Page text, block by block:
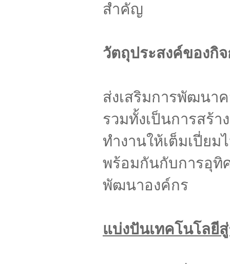
สำคัญ
วัตถุประสงค์ของกิ
ส่งเสริมการพัฒนา
รวมทั้งเป็นการสร้
ทำงานให้เต็มเปี่ย
พร้อมกันกับการอุทิ
พัฒนาองค์กร
แบ่งปันเทคโนโลยี